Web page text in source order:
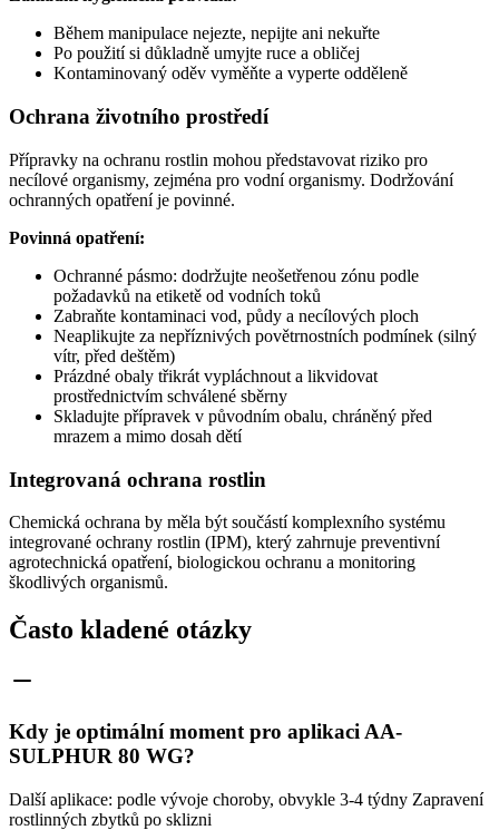
Během manipulace nejezte, nepijte ani nekuřte
Po použití si důkladně umyjte ruce a obličej
Kontaminovaný oděv vyměňte a vyperte odděleně
Ochrana životního prostředí
Přípravky na ochranu rostlin mohou představovat riziko pro
necílové organismy, zejména pro vodní organismy. Dodržování
ochranných opatření je povinné.
Povinná opatření:
Ochranné pásmo: dodržujte neošetřenou zónu podle
požadavků na etiketě od vodních toků
Zabraňte kontaminaci vod, půdy a necílových ploch
Neaplikujte za nepříznivých povětrnostních podmínek (silný
vítr, před deštěm)
Prázdné obaly třikrát vypláchnout a likvidovat
prostřednictvím schválené sběrny
Skladujte přípravek v původním obalu, chráněný před
mrazem a mimo dosah dětí
Integrovaná ochrana rostlin
Chemická ochrana by měla být součástí komplexního systému
integrované ochrany rostlin (IPM), který zahrnuje preventivní
agrotechnická opatření, biologickou ochranu a monitoring
škodlivých organismů.
Často kladené otázky
Kdy je optimální moment pro aplikaci AA-
SULPHUR 80 WG?
Další aplikace: podle vývoje choroby, obvykle 3-4 týdny Zapravení
rostlinných zbytků po sklizni